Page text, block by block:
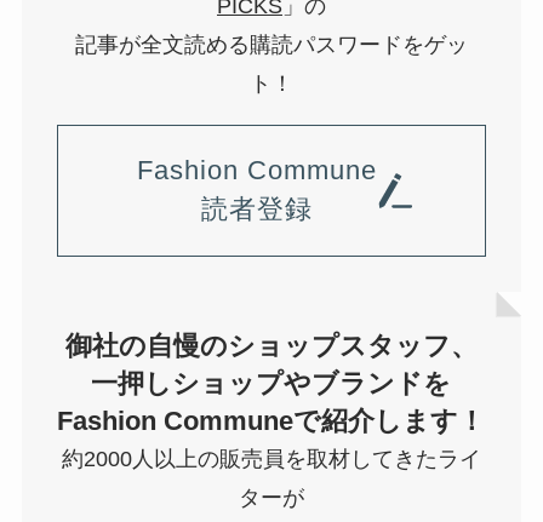
PICKS」の
記事が全文読める購読パスワードをゲッ
ト！
Fashion Commune
読者登録
御社の自慢のショップスタッフ、
一押しショップやブランドを
Fashion Communeで紹介します！
約2000人以上の販売員を取材してきたライ
ターが